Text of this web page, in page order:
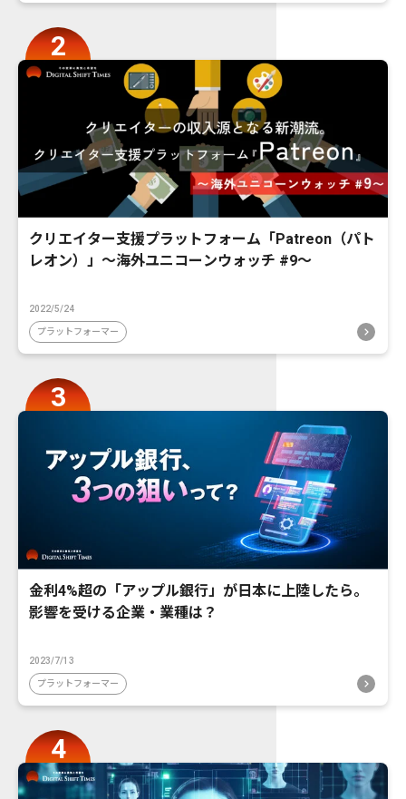
クリエイター支援プラットフォーム「Patreon（パト
レオン）」〜海外ユニコーンウォッチ #9〜
2022/5/24
プラットフォーマー
金利4%超の「アップル銀行」が日本に上陸したら。
影響を受ける企業・業種は？
2023/7/13
プラットフォーマー